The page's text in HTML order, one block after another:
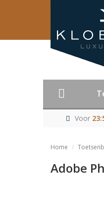
Voor
Home
Adobe